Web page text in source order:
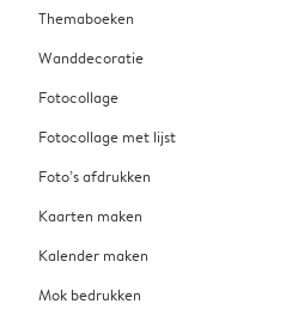
Themaboeken
Wanddecoratie
Fotocollage
Fotocollage met lijst
Foto’s afdrukken
Kaarten maken
Kalender maken
Mok bedrukken